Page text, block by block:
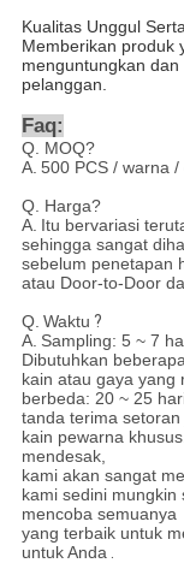
Kualitas Unggul
Memberikan produk
menguntungkan
pelanggan.
Faq:
Q. MOQ?
A. 500 PCS / warna
Q. Harga?
A. Itu bervariasi
sehingga sangat
sebelum penetapan
atau Door-to-Door
Q. Waktu ?
A. Sampling: 5 ~ 7
Dibutuhkan
kain atau gaya yang
berbeda: 20 ~ 25
tanda terima
kain pewarna
mendesak,
kami akan sangat
kami sedini
mencoba semuanya
yang terbaik untuk
untuk Anda.